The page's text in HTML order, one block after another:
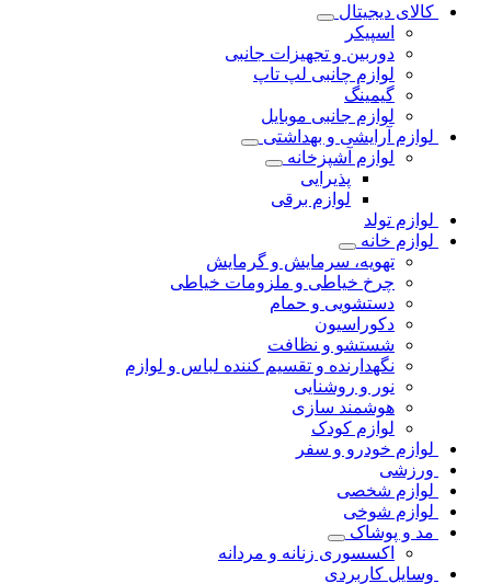
کالای دیجیتال
اسپیکر
دوربین و تجهیزات جانبی
لوازم چانبی لپ تاپ
گیمینگ
لوازم جانبی موبایل
لوازم آرایشی و بهداشتی
لوازم آشپزخانه
پذیرایی
لوازم برقی
لوازم تولد
لوازم خانه
تهویه، سرمایش و گرمایش
چرخ خیاطی و ملزومات خیاطی
دستشویی و حمام
دکوراسیون
شستشو و نظافت
نگهدارنده و تقسیم کننده لباس و لوازم
نور و روشنایی
هوشمند سازی
لوازم کودک
لوازم خودرو و سفر
ورزشی
لوازم شخصی
لوازم شوخی
مد و پوشاک
اکسسوری زنانه و مردانه
وسایل کاربردی